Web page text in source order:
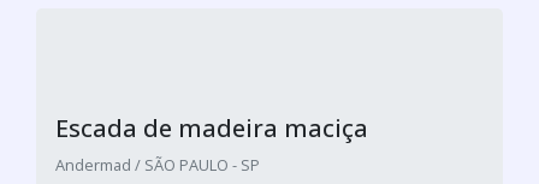
Escada de madeira maciça
Andermad / SÃO PAULO - SP